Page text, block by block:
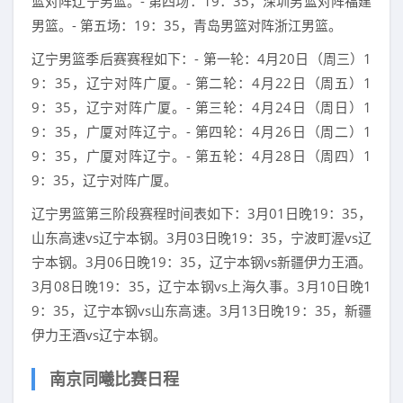
男篮。- 第五场：19：35，青岛男篮对阵浙江男篮。
辽宁男篮季后赛赛程如下：- 第一轮：4月20日（周三）1
9：35，辽宁对阵广厦。- 第二轮：4月22日（周五）1
9：35，辽宁对阵广厦。- 第三轮：4月24日（周日）1
9：35，广厦对阵辽宁。- 第四轮：4月26日（周二）1
9：35，广厦对阵辽宁。- 第五轮：4月28日（周四）1
9：35，辽宁对阵广厦。
辽宁男篮第三阶段赛程时间表如下：3月01日晚19：35，
山东高速vs辽宁本钢。3月03日晚19：35，宁波町渥vs辽
宁本钢。3月06日晚19：35，辽宁本钢vs新疆伊力王酒。
3月08日晚19：35，辽宁本钢vs上海久事。3月10日晚1
9：35，辽宁本钢vs山东高速。3月13日晚19：35，新疆
伊力王酒vs辽宁本钢。
南京同曦比赛日程